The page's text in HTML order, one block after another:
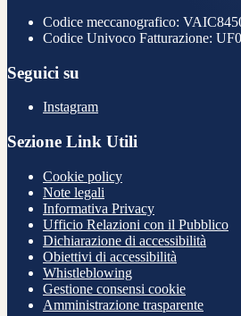
Codice meccanografico:
Codice Univoco Fatturazione:
Seguici su
Instagram
Sezione Link Utili
Cookie policy
Note legali
Informativa Privacy
Ufficio Relazioni con il Pubblico
Dichiarazione di accessibilità
Obiettivi di accessibilità
Whistleblowing
Gestione consensi cookie
Amministrazione trasparente